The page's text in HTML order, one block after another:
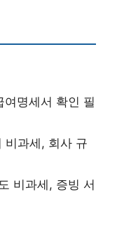
명세서 확인 필
비과세, 회사 규
비과세, 증빙 서